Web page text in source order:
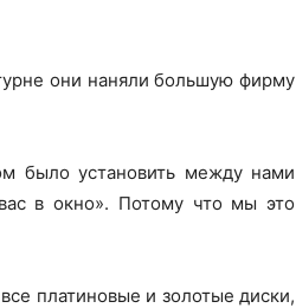
они наняли большую фирму
было установить между нами
в окно». Потому что мы это
платиновые и золотые диски,